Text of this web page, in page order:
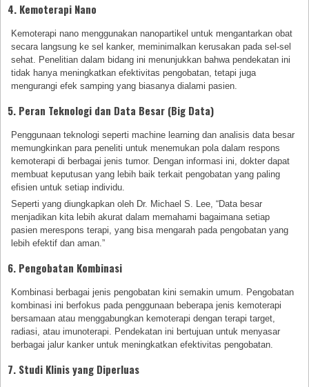
4. Kemoterapi Nano
Kemoterapi nano menggunakan nanopartikel untuk mengantarkan obat
secara langsung ke sel kanker, meminimalkan kerusakan pada sel-sel
sehat. Penelitian dalam bidang ini menunjukkan bahwa pendekatan ini
tidak hanya meningkatkan efektivitas pengobatan, tetapi juga
mengurangi efek samping yang biasanya dialami pasien.
5. Peran Teknologi dan Data Besar (Big Data)
Penggunaan teknologi seperti machine learning dan analisis data besar
memungkinkan para peneliti untuk menemukan pola dalam respons
kemoterapi di berbagai jenis tumor. Dengan informasi ini, dokter dapat
membuat keputusan yang lebih baik terkait pengobatan yang paling
efisien untuk setiap individu.
Seperti yang diungkapkan oleh Dr. Michael S. Lee, “Data besar
menjadikan kita lebih akurat dalam memahami bagaimana setiap
pasien merespons terapi, yang bisa mengarah pada pengobatan yang
lebih efektif dan aman.”
6. Pengobatan Kombinasi
Kombinasi berbagai jenis pengobatan kini semakin umum. Pengobatan
kombinasi ini berfokus pada penggunaan beberapa jenis kemoterapi
bersamaan atau menggabungkan kemoterapi dengan terapi target,
radiasi, atau imunoterapi. Pendekatan ini bertujuan untuk menyasar
berbagai jalur kanker untuk meningkatkan efektivitas pengobatan.
7. Studi Klinis yang Diperluas